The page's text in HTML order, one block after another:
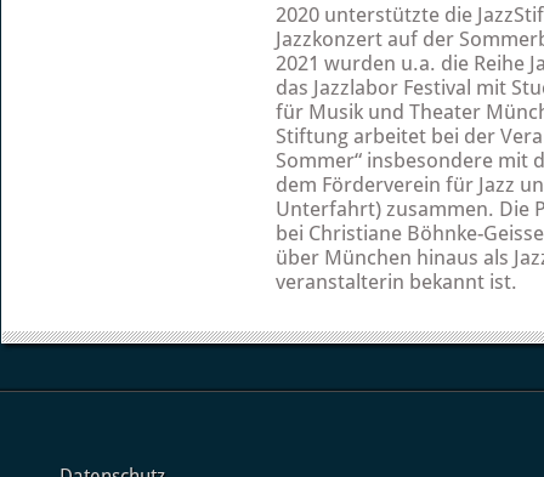
2020 unterstützte die
Jazzkonzert auf der
2021 wurden u.a. die Reihe
das Jazzlabor Festival mit
für Musik und Theater
Stiftung arbeitet bei der
Sommer“ insbesondere mit
dem Förderverein für Jazz
Unterfahrt) zusammen. Die
bei Christiane Böhnke-
über München hinaus als
veranstalterin bekannt ist.